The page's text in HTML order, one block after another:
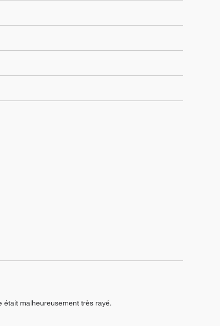
malheureusement très rayé.